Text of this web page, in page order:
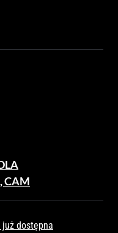
CAM
już dostępna